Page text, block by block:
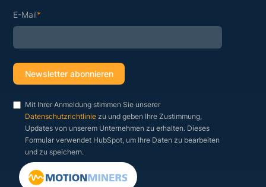
E-Mail*
Mit Ihrer Anmeldung stimmen Sie unserer
Datenschutzrichtlinie zu und geben Ihre Zustimmung,
Updates von unserem Unternehmen zu erhalten. Dieses
Formular verwendet HubSpot, um Ihre Daten zu bearbeiten
und zu speichern.